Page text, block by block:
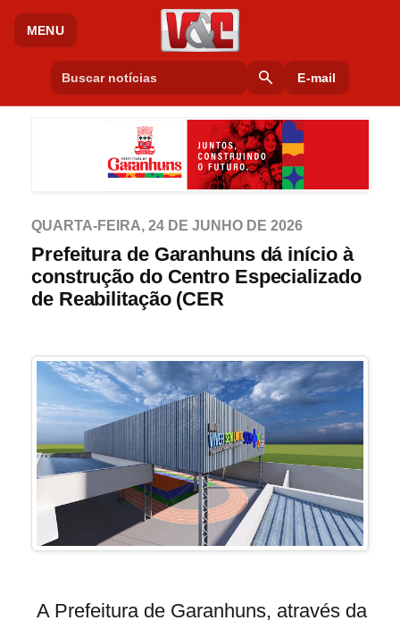
MENU
search E-mail
QUARTA-FEIRA, 24 DE JUNHO DE 2026
Prefeitura de Garanhuns dá início à
construção do Centro Especializado
de Reabilitação (CER
A Prefeitura de Garanhuns, através da